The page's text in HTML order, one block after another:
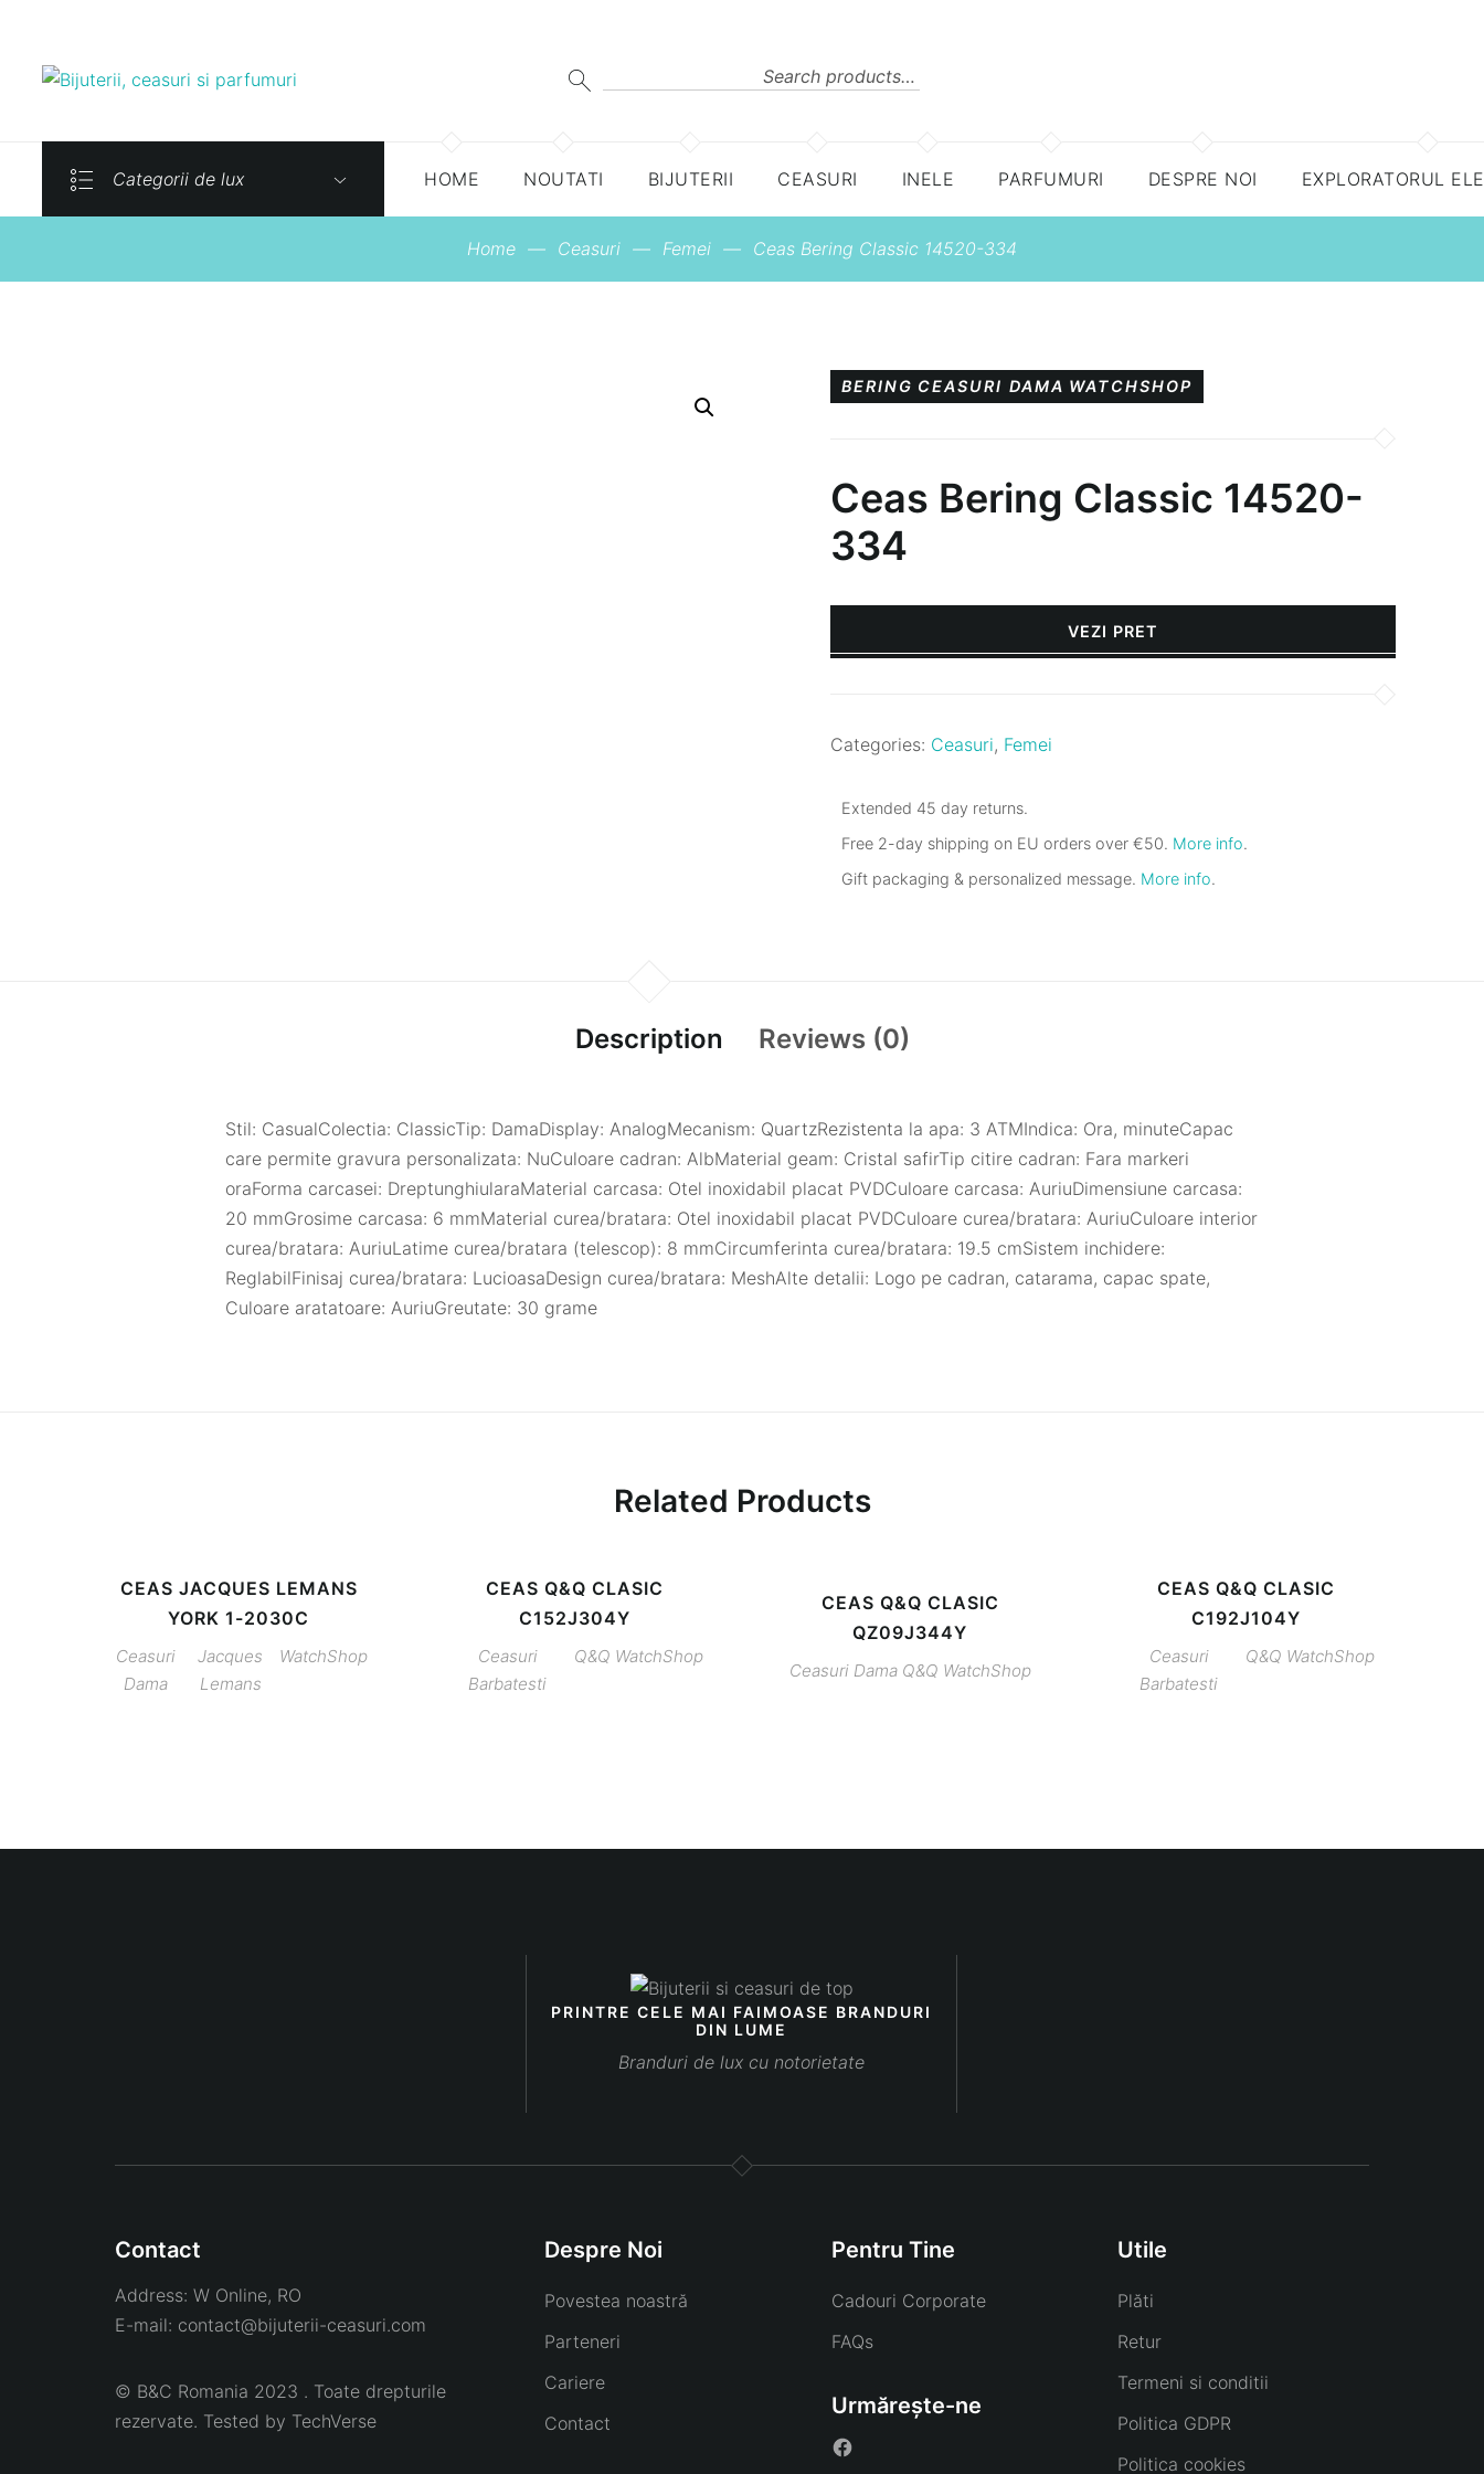
SEARCH
Categorii de lux HOME NOUTATI BIJUTERII CEASURI INELE PARFUMURI DESPRE NOI EXPLORATORUL
Home — Ceasuri — Femei — Ceas Bering Classic 14520-334
BERING CEASURI DAMA WATCHSHOP
Ceas Bering Classic 14520-
334
VEZI PRET
Categories: Ceasuri, Femei
Extended 45 day returns.
Free 2-day shipping on EU orders over €50. More info.
Gift packaging & personalized message. More info.
Description Reviews (0)
Stil: CasualColectia: ClassicTip: DamaDisplay: AnalogMecanism: QuartzRezistenta la apa: 3 ATMIndica: Ora, minuteCapac
care permite gravura personalizata: NuCuloare cadran: AlbMaterial geam: Cristal safirTip citire cadran: Fara markeri
oraForma carcasei: DreptunghiularaMaterial carcasa: Otel inoxidabil placat PVDCuloare carcasa: AuriuDimensiune carcasa:
20 mmGrosime carcasa: 6 mmMaterial curea/bratara: Otel inoxidabil placat PVDCuloare curea/bratara: AuriuCuloare interior
curea/bratara: AuriuLatime curea/bratara (telescop): 8 mmCircumferinta curea/bratara: 19.5 cmSistem inchidere:
ReglabilFinisaj curea/bratara: LucioasaDesign curea/bratara: MeshAlte detalii: Logo pe cadran, catarama, capac spate,
Culoare aratatoare: AuriuGreutate: 30 grame
Related Products
CEAS JACQUES LEMANS
YORK 1-2030C
Ceasuri
Dama
Jacques
Lemans
WatchShop
CEAS Q&Q CLASIC
C152J304Y
Ceasuri
Barbatesti
Q&Q WatchShop
CEAS Q&Q CLASIC
QZ09J344Y
Ceasuri Dama Q&Q WatchShop
CEAS Q&Q CLASIC
C192J104Y
Ceasuri
Barbatesti
Q&Q WatchShop
PRINTRE CELE MAI FAIMOASE BRANDURI
DIN LUME
Branduri de lux cu notorietate
Contact
Address: W Online, RO
E-mail: contact@bijuterii-ceasuri.com
© B&C Romania 2023 . Toate drepturile
rezervate. Tested by TechVerse
Despre Noi
Povestea noastră
Parteneri
Cariere
Contact
Pentru Tine
Cadouri Corporate
FAQs
Urmărește-ne
Utile
Plăti
Retur
Termeni si conditii
Politica GDPR
Politica cookies